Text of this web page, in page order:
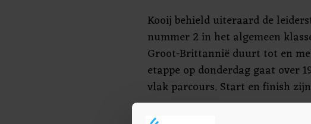
Kooij behield uiteraard de
nummer 2 in het algemeen
Groot-Brittannië duurt tot en
etappe op donderdag gaat over
vlak parcours. Start en finish